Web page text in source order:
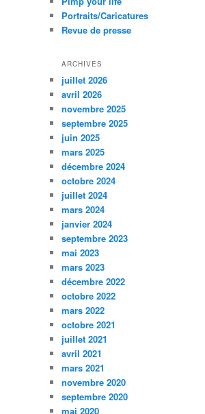
Portraits/Caricatures
Revue de presse
ARCHIVES
juillet 2026
avril 2026
novembre 2025
septembre 2025
juin 2025
mars 2025
décembre 2024
octobre 2024
juillet 2024
mars 2024
janvier 2024
septembre 2023
mai 2023
mars 2023
décembre 2022
octobre 2022
mars 2022
octobre 2021
juillet 2021
avril 2021
mars 2021
novembre 2020
septembre 2020
mai 2020